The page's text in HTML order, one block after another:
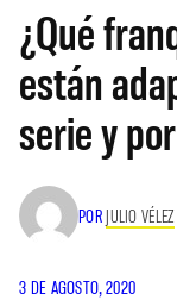
¿Qué
están
serie y
POR JULIO VÉLEZ
3 DE AGOSTO, 2020